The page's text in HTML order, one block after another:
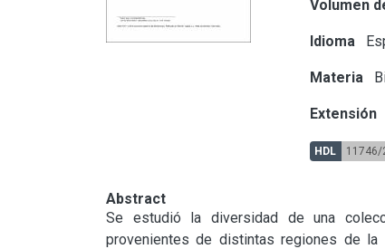
Volumen
Idioma
Materia
Extensión
HDL 11746/
Abstract
Se estudió la diversidad de una
provenientes de distintas regiones de la